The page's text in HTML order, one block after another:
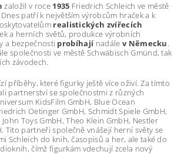
založil v roce 1935 Friedrich Schleich ve městě
patří k největším výrobcům hraček a k
realistických zvířecích
a herních světů, produkce výrobních
a bezpečnosti probíhajínadále v Německu.
společnosti ve městě Schwäbisch Gmünd, tak
závodech.
příběhy, které figurky ještě více oživí. Za tímto
partnerství se společnostmi z různých
KidsFilm GmbH, Blue Ocean
Oetinger GmbH, Schmidt Spiele GmbH,
Toys GmbH, Theo Klein GmbH, Nestler
Tito partneři společně vnášejí herní světy se
Schleich do knih, časopisů a her, ale také do
čímž figurkám vdechují zcela nový